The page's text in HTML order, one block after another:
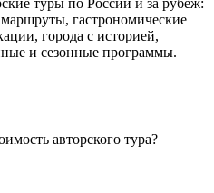
туры по России и за рубеж:
гастрономические
города с историей,
и сезонные программы.
авторского тура?